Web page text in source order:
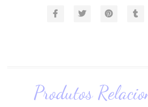
Produtos